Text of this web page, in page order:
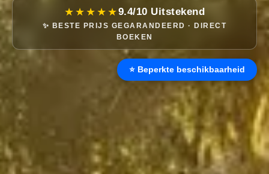
★★★★★9.4/10 Uitstekend
✨ BESTE PRIJS GEGARANDEERD · DIRECT
BOEKEN
⭐ Beperkte beschikbaarheid